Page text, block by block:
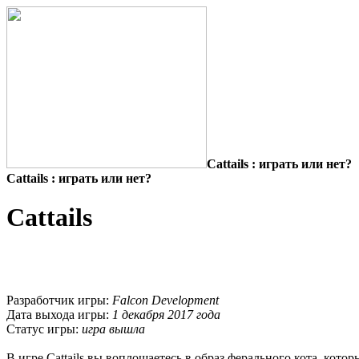
Cattails : играть или нет?
Cattails : играть или нет?
Cattails
Разработчик игры: Falcon Development
Дата выхода игры: 1 декабря 2017 года
Статус игры: игра вышла